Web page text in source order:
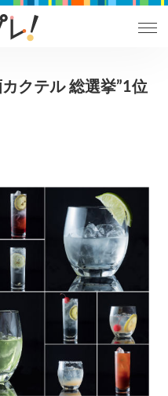
クテル 総選挙”1位